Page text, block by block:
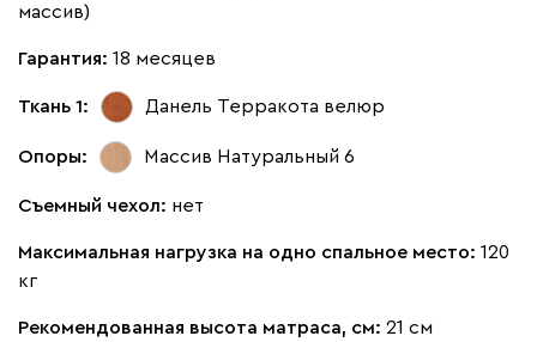
Винтер 2063
массив)
Гарантия: 18 месяцев
Ткань 1: Данель Терракота велюр
Опоры: Массив Натуральный 6
Съемный чехол: нет
Максимальная нагрузка на одно спальное место: 120
кг
Рекомендованная высота матраса, см: 21 см